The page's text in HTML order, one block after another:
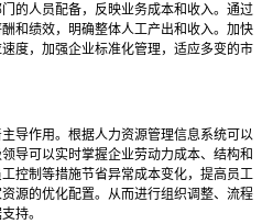
的人员配备，反映业务成本和收入。通过
和绩效，明确整体人工产出和收入。加快
度，加强企业标准化管理，适应多变的市
导作用。根据人力资源管理信息系统可以
导可以实时掌握企业劳动力成本、结构和
控制等措施节省异常成本变化，提高员工
源的优化配置。从而进行组织调整、流程
持。